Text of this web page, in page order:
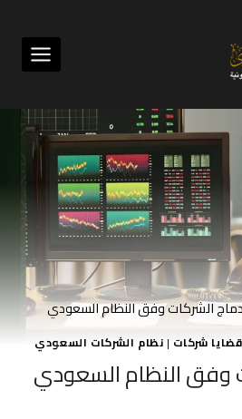
الشركات وفق النظام السعودي
شركات | نظام الشركات السعودي
وفق النظام السعودي